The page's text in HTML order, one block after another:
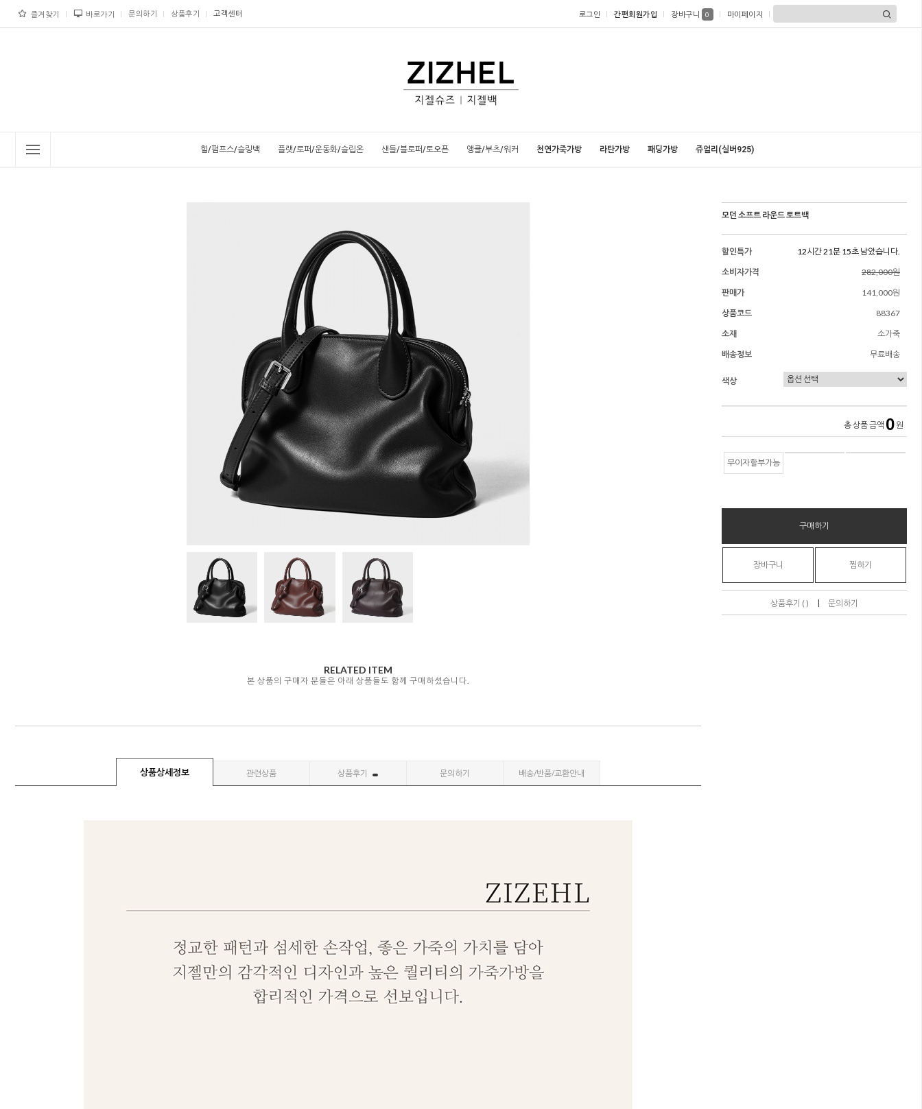
즐겨찾기 바로가기 문의하기 상품후기 고객센터 로그인 간편회원가입 장바구니 0 마이페이지
힐/펌프스/슬링백 플랫/로퍼/운동화/슬립온 샌들/블로퍼/토오픈 앵클/부츠/워커 천연가죽가방 라탄가방 패딩가방 쥬얼리(실버925)
RELATED ITEM
본 상품의 구매자 분들은 아래 상품들도 함께 구매하셨습니다.
상품상세정보 관련상품 상품후기 문의하기 배송/반품/교환안내
모던 소프트 라운드 토트백
할인특가
12시간 21분 13초 남았습니다.
소비자가격
282,000원
판매가
141,000원
상품코드
88367
소재
소가죽
배송정보
무료배송
색상
총 상품 금액 0 원
무이자할부가능
구매하기
장바구니 찜하기
상품후기 ( ) | 문의하기